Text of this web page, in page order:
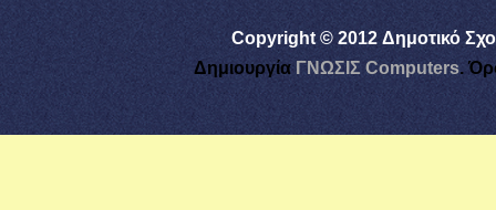
Copyright © 2012 Δημοτικό
Δημιουργία ΓΝΩΣΙΣ Computers.